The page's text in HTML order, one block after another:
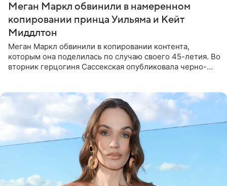
Меган Маркл обвинили в намеренном
копировании принца Уильяма и Кейт
Миддлтон
Меган Маркл обвинили в копировании контента,
которым она поделилась по случаю своего 45-летия. Во
вторник герцогиня Сассекская опубликовала черно-